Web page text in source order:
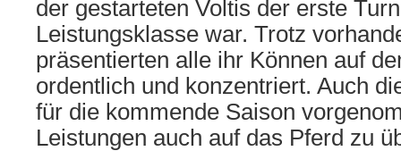
der gestarteten Voltis der erste
Leistungsklasse war. Trotz
präsentierten alle ihr Können auf
ordentlich und konzentriert. Auch
für die kommende Saison
Leistungen auch auf das Pferd zu